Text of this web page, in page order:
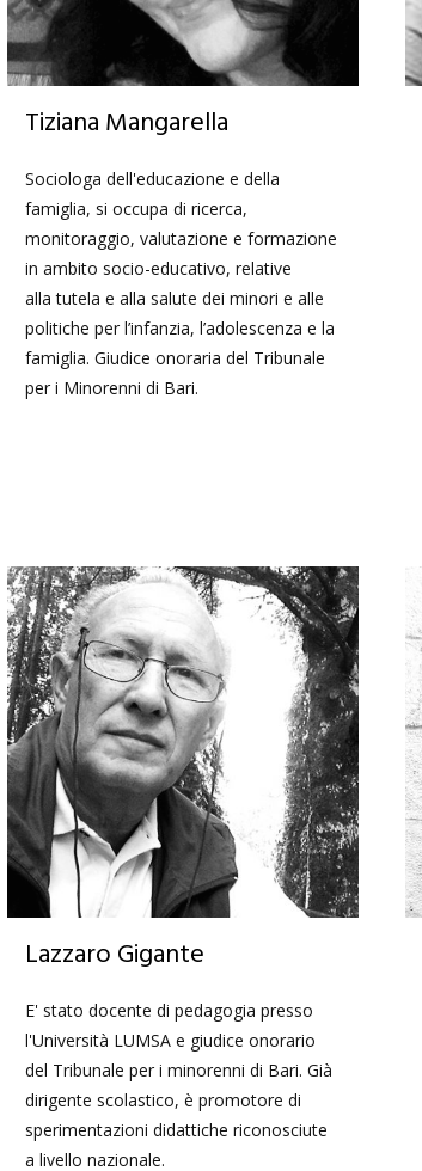
Tiziana Mangarella
Sociologa dell'educazione e della
famiglia, si occupa di ricerca,
monitoraggio, valutazione e formazione
in ambito socio-educativo, relative
alla tutela e alla salute dei minori e alle
politiche per l’infanzia, l’adolescenza e la
famiglia. Giudice onoraria del Tribunale
per i Minorenni di Bari.
Lazzaro Gigante
E' stato docente di pedagogia presso
l'Università LUMSA e giudice onorario
del Tribunale per i minorenni di Bari. Già
dirigente scolastico, è promotore di
sperimentazioni didattiche riconosciute
a livello nazionale.